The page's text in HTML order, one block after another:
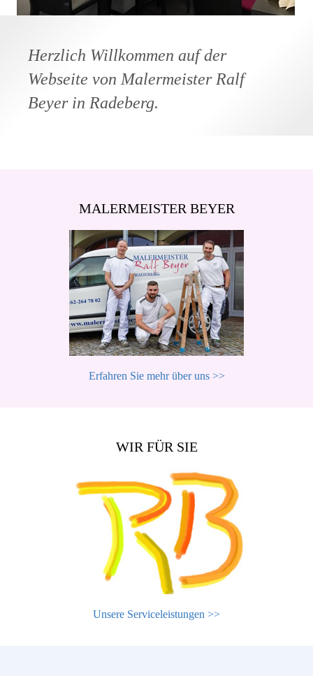
Herzlich Willkommen auf der
Webseite von Malermeister Ralf
Beyer in Radeberg.
MALERMEISTER BEYER
Erfahren Sie mehr über uns >>
WIR FÜR SIE
Unsere Serviceleistungen >>